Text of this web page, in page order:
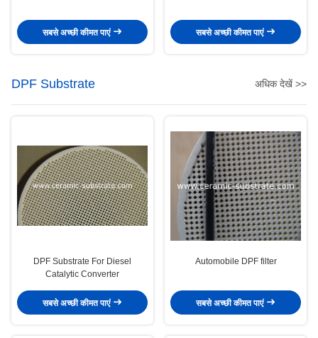
सबसे अच्छी कीमत पाएं सबसे अच्छी कीमत पाएं
DPF Substrate अधिक देखें >>
DPF Substrate For Diesel
Catalytic Converter
सबसे अच्छी कीमत पाएं
Automobile DPF filter
सबसे अच्छी कीमत पाएं